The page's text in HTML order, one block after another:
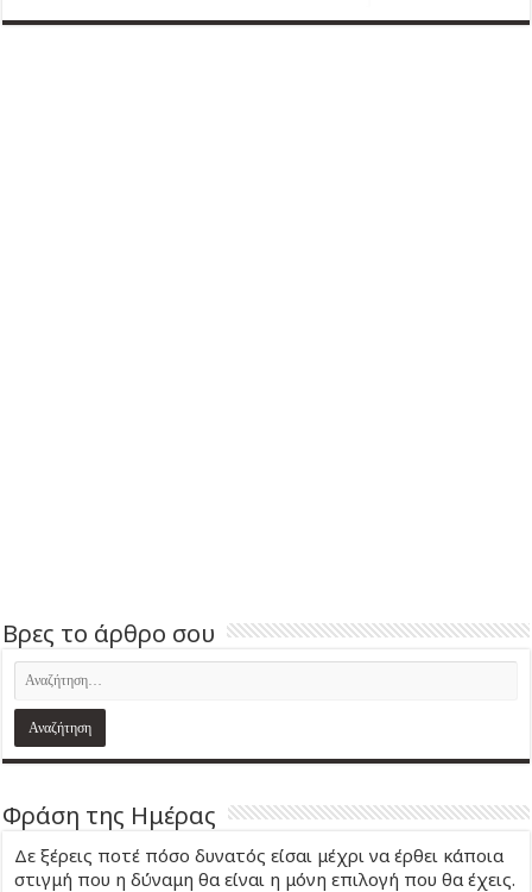
Βρες το άρθρο σου
Φράση της Ημέρας
Δε ξέρεις ποτέ πόσο δυνατός είσαι μέχρι να έρθει κάποια
στιγμή που η δύναμη θα είναι η μόνη επιλογή που θα έχεις.